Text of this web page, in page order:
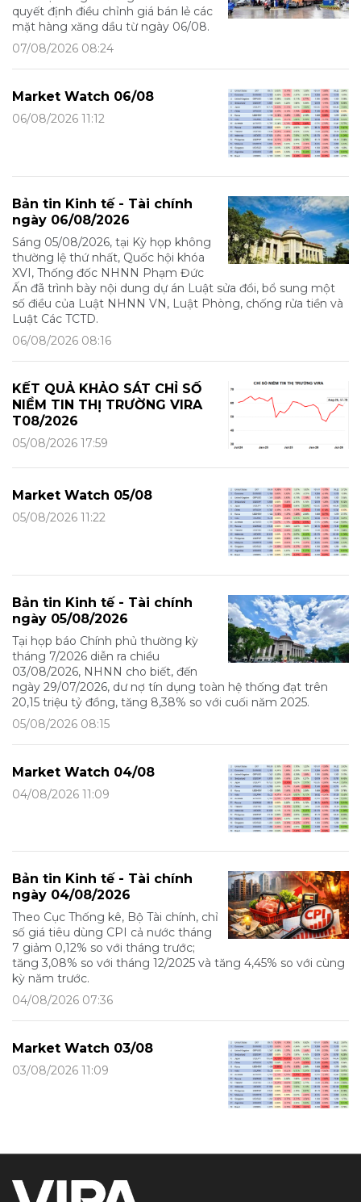
quyết định điều chỉnh giá bán lẻ các
mặt hàng xăng dầu từ ngày 06/08.
07/08/2026 08:24
Market Watch 06/08
06/08/2026 11:12
Bản tin Kinh tế - Tài chính
ngày 06/08/2026
Sáng 05/08/2026, tại Kỳ họp không
thường lệ thứ nhất, Quốc hội khóa
XVI, Thống đốc NHNN Phạm Đức
Ấn đã trình bày nội dung dự án Luật sửa đổi, bổ sung một
số điều của Luật NHNN VN, Luật Phòng, chống rửa tiền và
Luật Các TCTD.
06/08/2026 08:16
KẾT QUẢ KHẢO SÁT CHỈ SỐ
NIỀM TIN THỊ TRƯỜNG VIRA
T08/2026
05/08/2026 17:59
Market Watch 05/08
05/08/2026 11:22
Bản tin Kinh tế - Tài chính
ngày 05/08/2026
Tại họp báo Chính phủ thường kỳ
tháng 7/2026 diễn ra chiều
03/08/2026, NHNN cho biết, đến
ngày 29/07/2026, dư nợ tín dụng toàn hệ thống đạt trên
20,15 triệu tỷ đồng, tăng 8,38% so với cuối năm 2025.
05/08/2026 08:15
Market Watch 04/08
04/08/2026 11:09
Bản tin Kinh tế - Tài chính
ngày 04/08/2026
Theo Cục Thống kê, Bộ Tài chính, chỉ
số giá tiêu dùng CPI cả nước tháng
7 giảm 0,12% so với tháng trước;
tăng 3,08% so với tháng 12/2025 và tăng 4,45% so với cùng
kỳ năm trước.
04/08/2026 07:36
Market Watch 03/08
03/08/2026 11:09